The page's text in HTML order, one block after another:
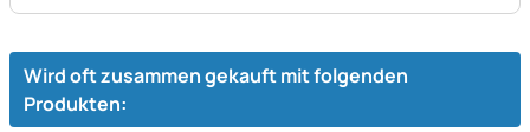
Wird oft zusammen gekauft mit folgenden
Produkten: